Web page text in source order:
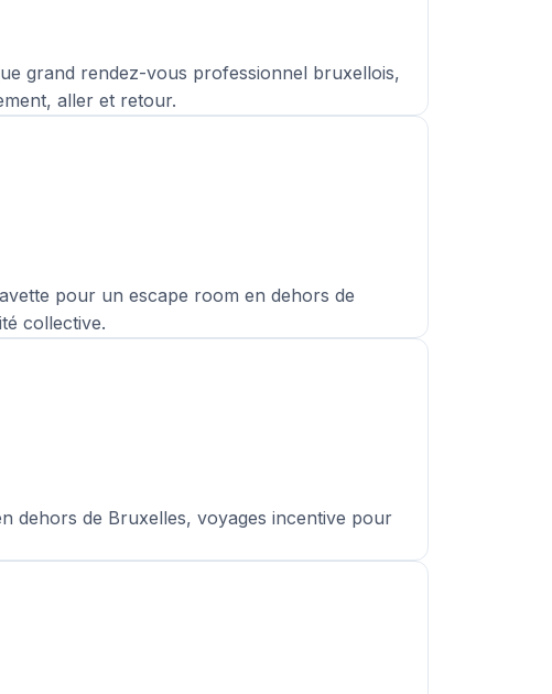
grand rendez-vous professionnel bruxellois,
aller et retour.
pour un escape room en dehors de
collective.
dehors de Bruxelles, voyages incentive pour